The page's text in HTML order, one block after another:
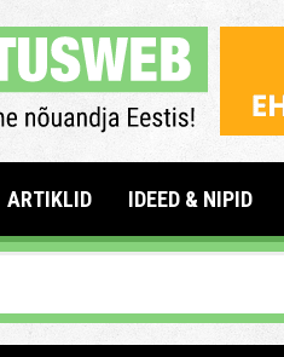
ARTIKLID IDEED & NIPID